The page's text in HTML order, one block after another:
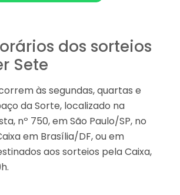
dos sorteios
Sete
às segundas, quartas e
da Sorte, localizado na
nº 750, em São Paulo/SP, no
em Brasília/DF, ou em
aos sorteios pela Caixa,